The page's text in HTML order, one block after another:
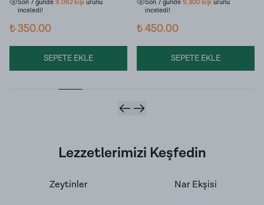
Son 7 günde 9.062kişi ürünü
inceledi!
₺ 350.00
SEPETE EKLE
Son 7 günde 9.300kişi ürünü
inceledi!
₺ 450.00
SEPETE EKLE
Lezzetlerimizi Keşfedin
Zeytinler Nar Ekşisi